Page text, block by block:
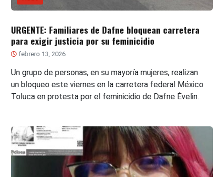
URGENTE: Familiares de Dafne bloquean carretera
para exigir justicia por su feminicidio
febrero 13, 2026
Un grupo de personas, en su mayoría mujeres, realizan
un bloqueo este viernes en la carretera federal México
Toluca en protesta por el feminicidio de Dafne Évelin.